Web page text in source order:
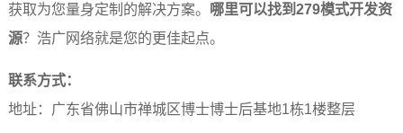
获取为您量身定制的解决方案。 哪里可以找到279模式开发资
源？浩广网络就是您的更佳起点。
联系方式：
地址：广东省佛山市禅城区博士博士后基地1栋1楼整层